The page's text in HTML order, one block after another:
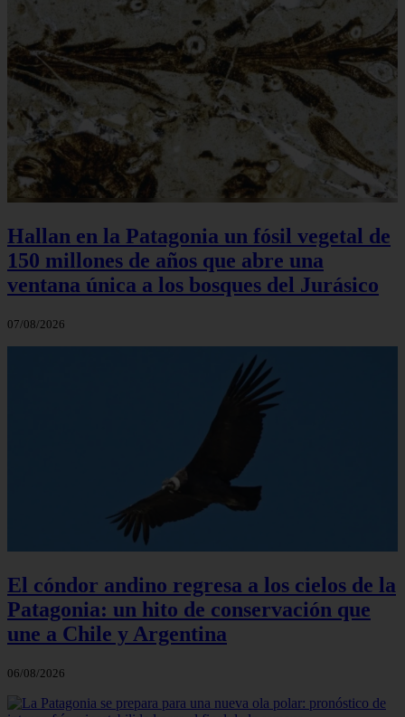
Hallan en la Patagonia un fósil vegetal de
150 millones de años que abre una
ventana única a los bosques del Jurásico
07/08/2026
El cóndor andino regresa a los cielos de la
Patagonia: un hito de conservación que
une a Chile y Argentina
06/08/2026